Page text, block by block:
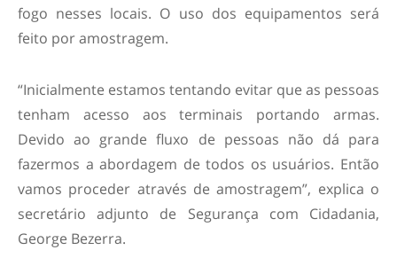
fogo nesses locais. O uso dos equipamentos será
feito por amostragem.
“Inicialmente estamos tentando evitar que as pessoas
tenham acesso aos terminais portando armas.
Devido ao grande fluxo de pessoas não dá para
fazermos a abordagem de todos os usuários. Então
vamos proceder através de amostragem”, explica o
secretário adjunto de Segurança com Cidadania,
George Bezerra.